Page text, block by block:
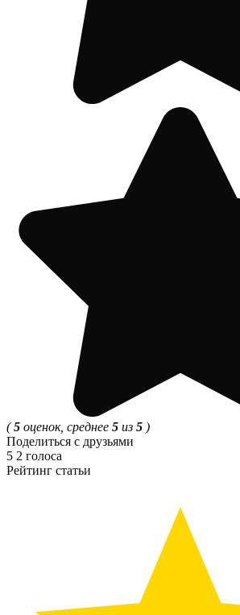
(5 оценок, среднее 5 из 5 )
Поделиться с друзьями
5 2 голоса
Рейтинг статьи